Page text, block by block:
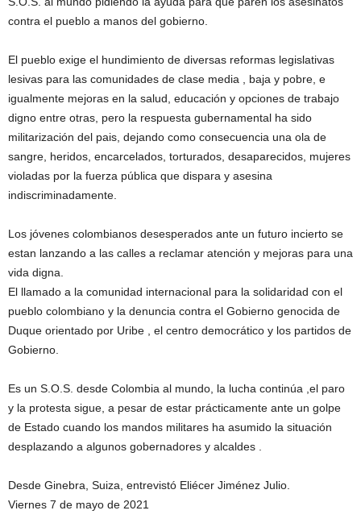
contra el pueblo a manos del gobierno.
El pueblo exige el hundimiento de diversas reformas legislativas
lesivas para las comunidades de clase media , baja y pobre, e
igualmente mejoras en la salud, educación y opciones de trabajo
digno entre otras, pero la respuesta gubernamental ha sido
militarización del pais, dejando como consecuencia una ola de
sangre, heridos, encarcelados, torturados, desaparecidos, mujeres
violadas por la fuerza pública que dispara y asesina
indiscriminadamente.
Los jóvenes colombianos desesperados ante un futuro incierto se
estan lanzando a las calles a reclamar atención y mejoras para una
vida digna.
El llamado a la comunidad internacional para la solidaridad con el
pueblo colombiano y la denuncia contra el Gobierno genocida de
Duque orientado por Uribe , el centro democrático y los partidos de
Gobierno.
Es un S.O.S. desde Colombia al mundo, la lucha continúa ,el paro
y la protesta sigue, a pesar de estar prácticamente ante un golpe
de Estado cuando los mandos militares ha asumido la situación
desplazando a algunos gobernadores y alcaldes .
Desde Ginebra, Suiza, entrevistó Eliécer Jiménez Julio.
Viernes 7 de mayo de 2021